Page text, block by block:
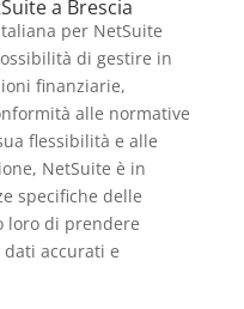
a Brescia
per NetSuite
di gestire in
finanziarie,
alle normative
flessibilità e alle
NetSuite è in
specifiche delle
loro di prendere
accurati e